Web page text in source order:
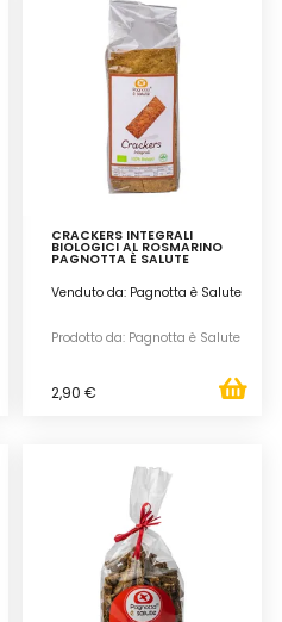
CRACKERS INTEGRALI
BIOLOGICI AL ROSMARINO
PAGNOTTA È SALUTE
Venduto da: Pagnotta è Salute
Prodotto da: Pagnotta è Salute
2,90 €